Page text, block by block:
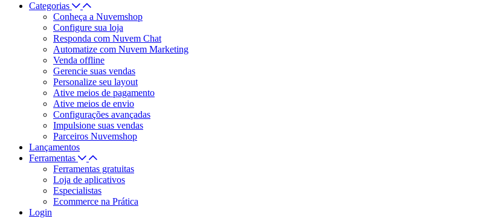
Categorias
Conheça a Nuvemshop
Configure sua loja
Responda com Nuvem Chat
Automatize com Nuvem Marketing
Venda offline
Gerencie suas vendas
Personalize seu layout
Ative meios de pagamento
Ative meios de envio
Configurações avançadas
Impulsione suas vendas
Parceiros Nuvemshop
Lançamentos
Ferramentas
Ferramentas gratuitas
Loja de aplicativos
Especialistas
Ecommerce na Prática
Login